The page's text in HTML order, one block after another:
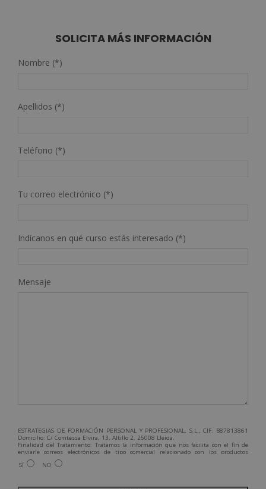
SOLICITA MÁS INFORMACIÓN
Nombre (*)
Apellidos (*)
Teléfono (*)
Tu correo electrónico (*)
Indícanos en qué curso estás interesado (*)
Mensaje
ESTRATEGIAS DE FORMACIÓN PERSONAL Y PROFESIONAL, S.L., CIF: B87813861
Domicilio: C/ Comtessa Elvira, 13, Altillo 2, 25008 Lleida.
Finalidad del Tratamiento: Tratamos la información que nos facilita con el fin de
enviarle correos electrónicos de tipo comercial relacionado con los productos
ofrecidos y otros tipo de productos que fueran de su interés.
Legitimación del tratamiento: Consentimiento del interesado.
Para más información consulte nuestra Política de Privacidad.
SÍ NO